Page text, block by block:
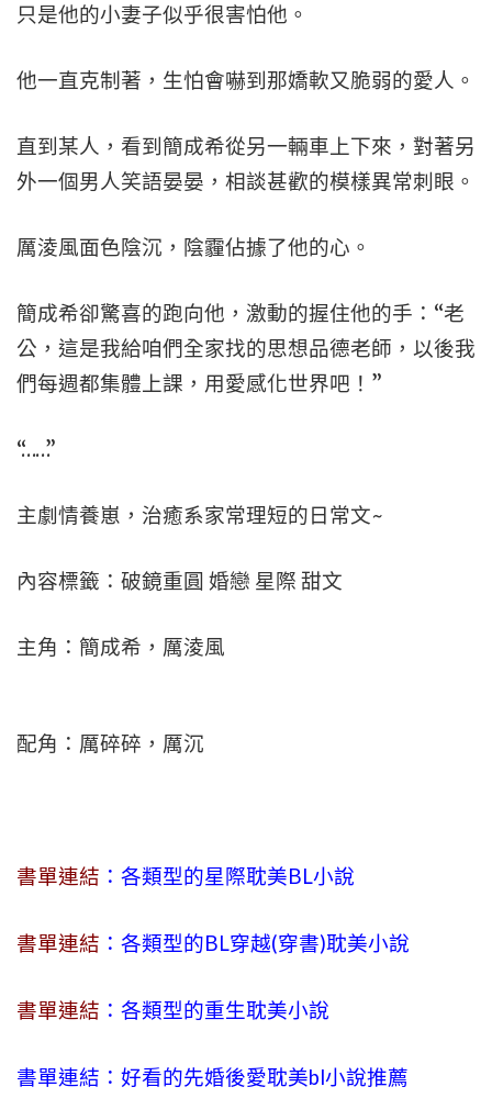
只是他的小妻子似乎很害怕他。
他一直克制著，生怕會嚇到那嬌軟又脆弱的愛人。
直到某人，看到簡成希從另一輛車上下來，對著另
外一個男人笑語晏晏，相談甚歡的模樣異常刺眼。
厲淩風面色陰沉，陰霾佔據了他的心。
簡成希卻驚喜的跑向他，激動的握住他的手：“老
公，這是我給咱們全家找的思想品德老師，以後我
們每週都集體上課，用愛感化世界吧！”
“……”
主劇情養崽，治癒系家常理短的日常文~
內容標籤：破鏡重圓 婚戀 星際 甜文
主角：簡成希，厲淩風
配角：厲碎碎，厲沉
書單連結 ：各類型的星際耽美BL小說
書單連結 ：各類型的BL穿越(穿書)耽美小說
書單連結 ：各類型的重生耽美小說
書單連結：好看的先婚後愛耽美bl小說推薦